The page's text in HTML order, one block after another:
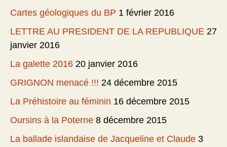
Cartes géologiques du BP 1 février 2016
LETTRE AU PRESIDENT DE LA REPUBLIQUE 27
janvier 2016
La galette 2016 20 janvier 2016
GRIGNON menacé !!! 24 décembre 2015
La Préhistoire au féminin 16 décembre 2015
Oursins à la Poterne 8 décembre 2015
La ballade islandaise de Jacqueline et Claude 3